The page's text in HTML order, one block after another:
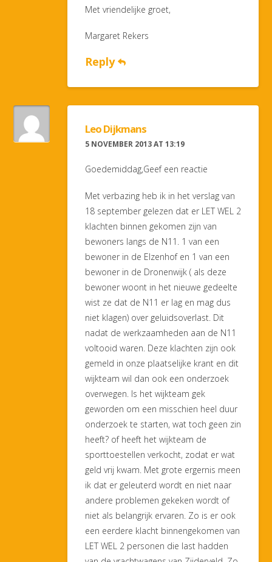
Met vriendelijke groet,
Margaret Rekers
Reply
Leo Dijkmans
5 NOVEMBER 2013 AT 13:19
Goedemiddag,Geef een reactie
Met verbazing heb ik in het verslag van
18 september gelezen dat er LET WEL 2
klachten binnen gekomen zijn van
bewoners langs de N11. 1 van een
bewoner in de Elzenhof en 1 van een
bewoner in de Dronenwijk ( als deze
bewoner woont in het nieuwe gedeelte
wist ze dat de N11 er lag en mag dus
niet klagen) over geluidsoverlast. Dit
nadat de werkzaamheden aan de N11
voltooid waren. Deze klachten zijn ook
gemeld in onze plaatselijke krant en dit
wijkteam wil dan ook een onderzoek
overwegen. Is het wijkteam gek
geworden om een misschien heel duur
onderzoek te starten, wat toch geen zin
heeft? of heeft het wijkteam de
sporttoestellen verkocht, zodat er wat
geld vrij kwam. Met grote ergernis meen
ik dat er geleuterd wordt en niet naar
andere problemen gekeken wordt of
niet als belangrijk ervaren. Zo is er ook
een eerdere klacht binnengekomen van
LET WEL 2 personen die last hadden